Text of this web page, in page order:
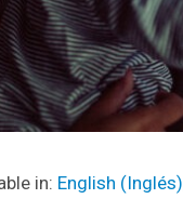
in: English (Inglés)